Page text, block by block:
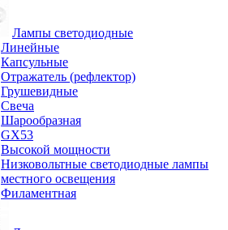
Лампы светодиодные
Линейные
Капсульные
Отражатель (рефлектор)
Грушевидные
Свеча
Шарообразная
GX53
Высокой мощности
Низковольтные светодиодные лампы
местного освещения
Филаментная